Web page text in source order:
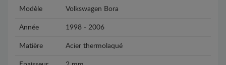
Modèle Volkswagen Bora
Année 1998 - 2006
Matière Acier thermolaqué